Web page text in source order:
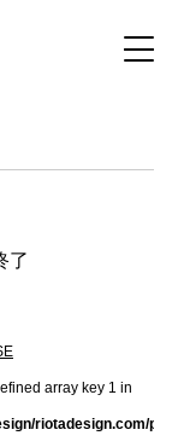
了
array key 1 in
riotadesign.com/